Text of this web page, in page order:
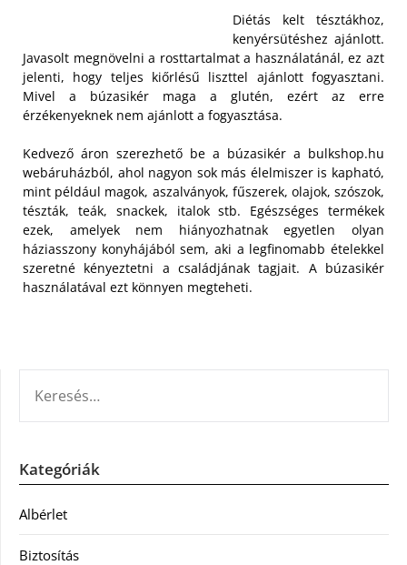
Diétás kelt tésztákhoz,
kenyérsütéshez ajánlott.
Javasolt megnövelni a rosttartalmat a használatánál, ez azt
jelenti, hogy teljes kiőrlésű liszttel ajánlott fogyasztani.
Mivel a búzasikér maga a glutén, ezért az erre
érzékenyeknek nem ajánlott a fogyasztása.
Kedvező áron szerezhető be a búzasikér a bulkshop.hu
webáruházból, ahol nagyon sok más élelmiszer is kapható,
mint például magok, aszalványok, fűszerek, olajok, szószok,
tészták, teák, snackek, italok stb. Egészséges termékek
ezek, amelyek nem hiányozhatnak egyetlen olyan
háziasszony konyhájából sem, aki a legfinomabb ételekkel
szeretné kényeztetni a családjának tagjait. A búzasikér
használatával ezt könnyen megteheti.
Kategóriák
Albérlet
Biztosítás